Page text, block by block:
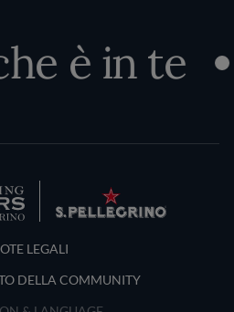
è in te
LEGALI
DELLA COMMUNITY